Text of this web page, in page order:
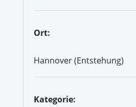
Ort:
Hannover (Entstehung)
Kategorie: